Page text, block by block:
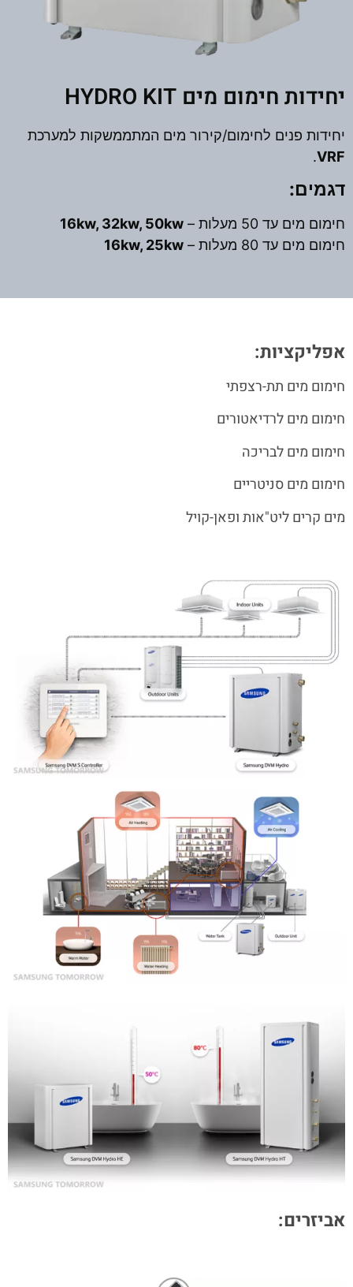
יחידות חימום מים HYDRO KIT
יחידות פנים לחימום/קירור מים המתממשקות למערכת
VRF
.
דגמים:
חימום מים עד 50 מעלות –
16kw, 32kw, 50kw
חימום מים עד 80 מעלות –
16kw, 25kw
אפליקציות:
חימום מים תת-רצפתי
חימום מים לרדיאטורים
חימום מים לבריכה
חימום מים סניטריים
מים קרים ליט"אות ופאן-קויל
אביזרים: